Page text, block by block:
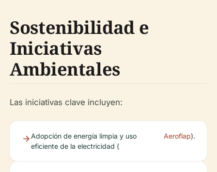
Sostenibilidad e
Iniciativas
Ambientales
Las iniciativas clave incluyen:
Adopción de energía limpia y uso
eficiente de la electricidad (
Aeroflap).